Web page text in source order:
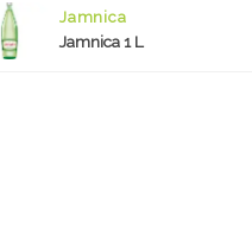
Jamnica
Jamnica 1 L